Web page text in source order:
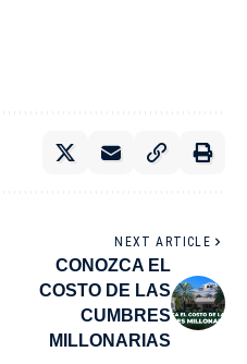
NEXT ARTICLE
CONOZCA EL
COSTO DE LAS
CUMBRES
MILLONARIAS